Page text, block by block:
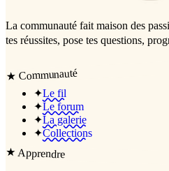
La communauté fait maison des
tes réussites, pose tes questions,
★ Communauté
✦Le fil
✦Le forum
✦La galerie
✦Collections
★Apprendre